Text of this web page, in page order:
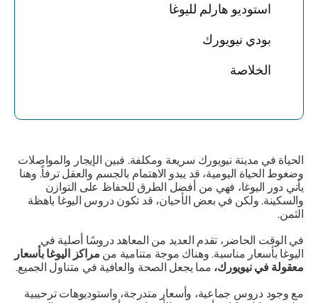
استوديو هارلم لليوغا
بودي نيويورك
الخلاصة
الحياة في مدينة نيويورك سريعة ومكلفة. فبين الإيجار والمواصلات
وضغوط الحياة اليومية، قد يبدو الاهتمام بالجسم والعقل ترفاً. وهنا
يأتي دور اليوغا، فهي من أفضل الطرق للحفاظ على التوازن
والسكينة. ولكن في بعض الأحيان، قد تكون دروس اليوغا باهظة
الثمن.
في الوقت الحاضر، تقدم العديد من المعاهد دروسًا أصلية في
اليوغا بأسعار مناسبة. وهناك موجة متنامية منمراكز اليوغا بأسعار
معقولة في نيويورك،مما يجعل الصحة والعافية في متناول الجميع.
مع وجود دروس جماعية، وأسعار متدرجة، واستوديوهات ترحيبية